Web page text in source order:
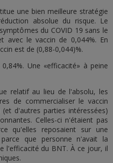
une bien meilleure stratégie
absolue du risque. Le
du COVID 19 sans le
avec le vaccin de 0,044%. En
est de (0,88-0,044)%.
Une «efficacité» à peine
relatif au lieu de l'absolu, les
de commercialiser le vaccin
d'autres parties intéressées)
Celles-ci n'étaient pas
qu'elles reposaient sur une
que personne n'avait la
l'efficacité du BNT. À ce jour, il